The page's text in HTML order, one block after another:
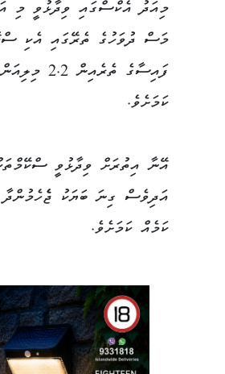
މިއަދު އެކްސްގައި ވިދާޅުވީ މި
މަސް ދުވަހުގެ ތެރޭގައި އެކި
ފައިސާގެ
ކަމަށެވެ.
އޭނާ އިތުރަށް ވިދާޅުވީ
އަދިވެސް ގިނަ ބަޔަކު
ކަމެއް ކަމަށެވެ.